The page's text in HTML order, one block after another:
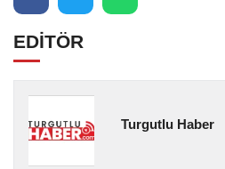
EDİTÖR
Turgutlu Haber